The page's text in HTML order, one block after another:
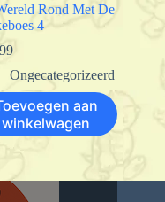
Rond Met De
4
Ongecategorizeerd
aan
winkelwagen